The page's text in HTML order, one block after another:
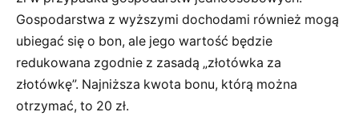
Gospodarstwa z wyższymi dochodami również mogą
ubiegać się o bon, ale jego wartość będzie
redukowana zgodnie z zasadą „złotówka za
złotówkę”. Najniższa kwota bonu, którą można
otrzymać, to 20 zł.